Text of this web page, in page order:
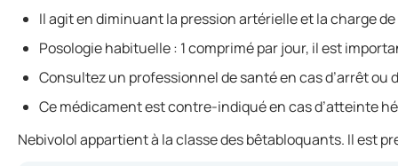
Il agit en diminuant la pression artérielle et la charge
Posologie habituelle : 1 comprimé par jour, il est
Consultez un professionnel de santé en cas d’arrêt ou
Ce médicament est contre-indiqué en cas d’atteinte
Nebivolol appartient à la classe des bêtabloquants. Il est